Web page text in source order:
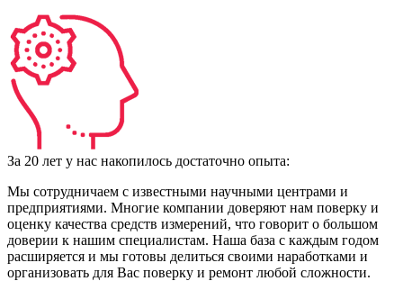
За 20 лет у нас накопилось достаточно опыта:
Мы сотрудничаем с известными научными центрами и
предприятиями. Многие компании доверяют нам поверку и
оценку качества средств измерений, что говорит о большом
доверии к нашим специалистам. Наша база с каждым годом
расширяется и мы готовы делиться своими наработками и
организовать для Вас поверку и ремонт любой сложности.